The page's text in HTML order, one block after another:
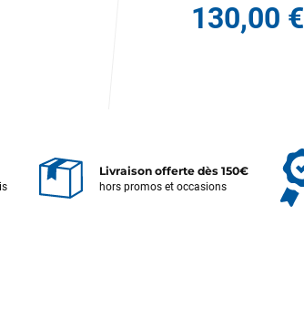
130,00 €
Livraison offerte dès 150€
hors promos et occasions